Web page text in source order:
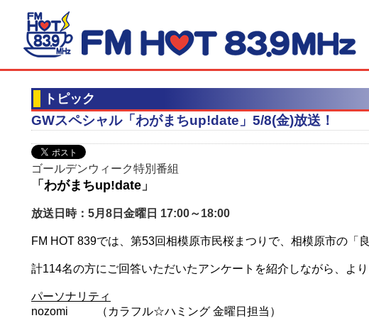
トピック
GWスペシャル「わがまちup!date」5/8(金)放送！
ゴールデンウィーク特別番組
「 わがまちup!date 」
放送日時：5月8日金曜日 17:00～18:00
FM HOT 839では、第53回相模原市民桜まつりで、相模原市の「
計114名の方にご回答いただいたアンケートを紹介しながら、よ
パーソナリティ
nozomi （カラフル☆ハミング 金曜日担当）